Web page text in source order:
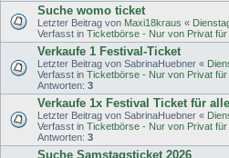
Suche womo ticket
Letzter Beitrag von Maxi18kraus «
Verfasst in Ticketbörse - Nur von Privat für
Verkaufe 1 Festival-Ticket
Letzter Beitrag von SabrinaHuebner «
Verfasst in Ticketbörse - Nur von Privat für
Antworten: 3
Verkaufe 1x Festival Ticket für
Letzter Beitrag von SabrinaHuebner «
Verfasst in Ticketbörse - Nur von Privat für
Antworten: 3
Suche Samstagsticket 2026